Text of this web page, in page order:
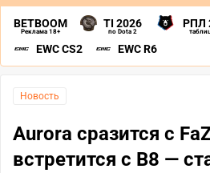
BETBOOM
Реклама 18+
TI 2026
по Dota 2
РПЛ
EWC CS2 EWC R6
Новость
Aurora сразится с
встретится с B8 —